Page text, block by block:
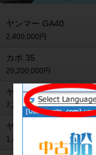
ヤンマー GA40
2,400,000円
カボ 35
20,200,000円
ヤンマー FX24EZ-IK
7,200,000円
ヤマハ FC-24
1,480,000円